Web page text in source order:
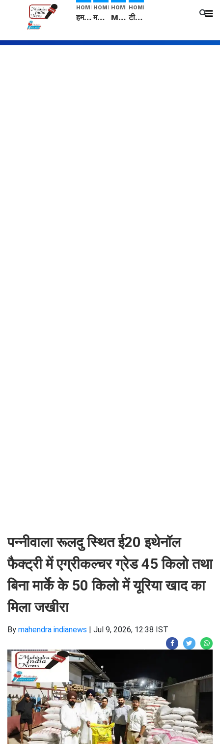
HOME
हम सनातनी..." सांसद kangana Ranaut से क्या बोली लड़की? Viral Jantar-Mantar | CJP protest
HOME
मनीषा हत्याकांड: हत्या, आत्महत्या या कोई बड़ा राज? | Full Story | Josh Haryana
HOME
Mangalsutra: हिंदू धर्म में शादी के बाद मंगलसूत्र क्यों पहनती है महिलाएं, किसने शुरु की ये परंपरा
HOME
टीम बीकेई ने एग्रीकल्चर ग्रेड की यूरिया खाद गट्टों में बदलकर टेक्निकल ग्रेड में बेचने वालों पर करवाई कार्रवाई: लखविंदर सिंह औलख
पन्नीवाला रूलदु स्थित ई20 इथेनॉल
फैक्ट्री में एग्रीकल्चर ग्रेड 45 किलो तथा
बिना मार्के के 50 किलो में यूरिया खाद का
मिला जखीरा
By mahendra indianews | Jul 9, 2026, 12:38 IST